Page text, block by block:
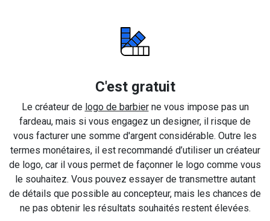
C'est gratuit
Le créateur de logo de barbierne vous impose pas un
fardeau, mais si vous engagez un designer, il risque de
vous facturer une somme d'argent considérable. Outre les
termes monétaires, il est recommandé d’utiliser un créateur
de logo, car il vous permet de façonner le logo comme vous
le souhaitez. Vous pouvez essayer de transmettre autant
de détails que possible au concepteur, mais les chances de
ne pas obtenir les résultats souhaités restent élevées.